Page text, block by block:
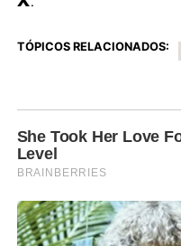
TÓPICOS RELACIONADOS: